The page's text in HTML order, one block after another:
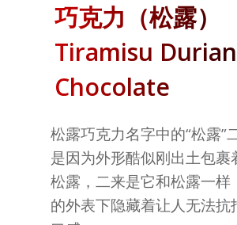
巧克力（松露）
Tiramisu Durian
Chocolate
松露巧克力名字中的“松露”
是因为外形酷似刚出土包裹
松露，二来是它和松露一样
的外表下隐藏着让人无法抗